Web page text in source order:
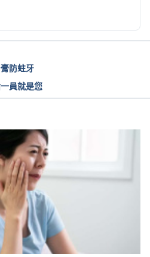
22, 2019.
root-canal-
22, 2019.
canal treatment.
articles/14278
Accessed November
防蛀牙
員就是您